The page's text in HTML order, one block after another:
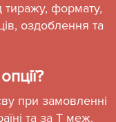
тиражу, формату,
оздоблення та
при замовленні
та за Т меж.